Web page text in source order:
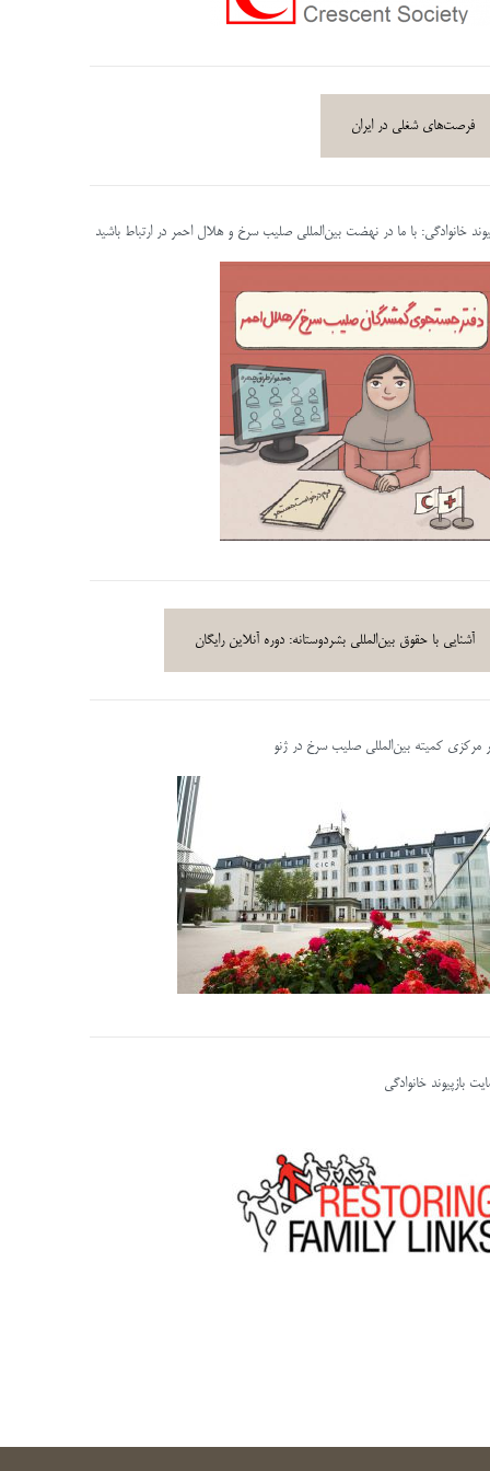
فرصت‌های شغلی در ایران
خانوادگی: با ما در نهضت بین‌المللی صلیب سرخ و هلال احمر در ارتباط باشید
آشنایی با حقوق بین‌المللی بشردوستانه: دوره آنلاین رایگان
مرکزی کمیته بین‌المللی صلیب سرخ در ژنو
بازپیوند خانوادگی